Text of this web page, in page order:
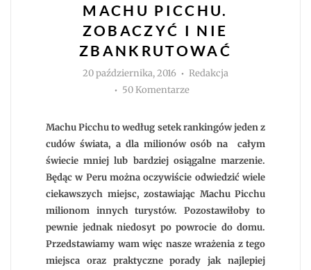
MACHU PICCHU.
ZOBACZYĆ I NIE
ZBANKRUTOWAĆ
20 października, 2016 Autor
Redakcja
50 Komentarzedo
i
nie
zbankrutować
Machu Picchu to według setek rankingów jeden z
cudów świata, a dla milionów osób na całym
świecie mniej lub bardziej osiągalne marzenie.
Będąc w Peru można oczywiście odwiedzić wiele
ciekawszych miejsc, zostawiając Machu Picchu
milionom innych turystów. Pozostawiłoby to
pewnie jednak niedosyt po powrocie do domu.
Przedstawiamy wam więc nasze wrażenia z tego
miejsca oraz praktyczne porady jak najlepiej